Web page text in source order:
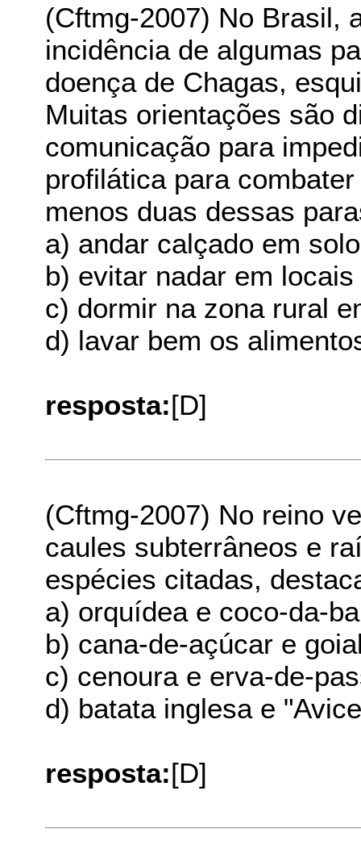
(Cftmg-2007) No Brasil,
incidência de algumas
doença de Chagas,
Muitas orientações são
comunicação para
profilática para
menos duas dessas
a) andar calçado em
b) evitar nadar em
c) dormir na zona rural
d) lavar bem os
resposta:[D]
(Cftmg-2007) No reino
caules subterrâneos e
espécies citadas,
a) orquídea e coco-da-
b) cana-de-açúcar e
c) cenoura e erva-de-
d) batata inglesa e
resposta:[D]